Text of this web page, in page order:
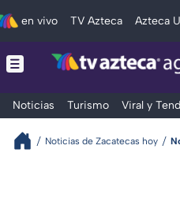
en vivo TV Azteca Azteca
Noticias Turismo Viral y
Noticias de Zacatecas hoy